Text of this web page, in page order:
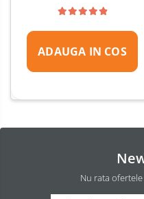
ADAUGA IN COS
Nu rata